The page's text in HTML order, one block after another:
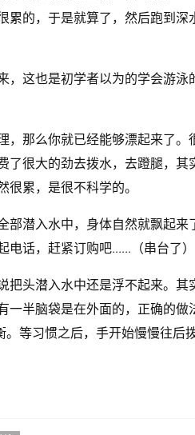
累的，于是就算了，然后跑到
，这也是初学者以为的学会游
，那么你就已经能够漂起来了
了很大的劲去拨水，去蹬腿，
累，是很不科学的。
部潜入水中，身体自然就飘起
话，赶紧订购吧......（串台了）
把头潜入水中还是浮不起来。
一半脑袋是在外面的，正确的
。等习惯之后，手开始慢慢往